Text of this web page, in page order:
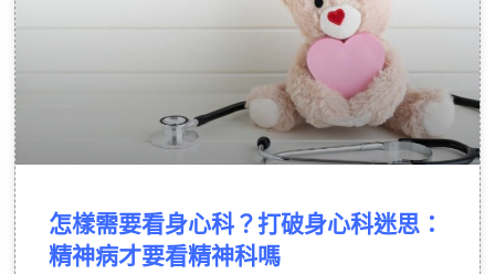
怎樣需要看身心科？打破身心科迷思：
精神病才要看精神科嗎